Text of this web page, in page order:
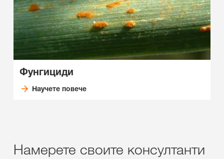
Фунгициди
Научете повече
Намерете своите консултанти